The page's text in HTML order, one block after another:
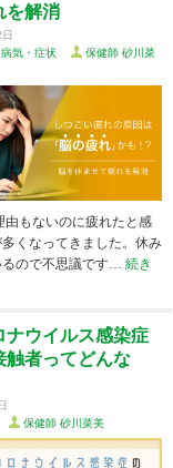
を解消
病気・症状
保健師 砂川菜
由もないのに疲れたと感
多くなってきました。休み
るので不思議です… 続き
ナウイルス感染症
触者ってどんな
保健師 砂川菜美